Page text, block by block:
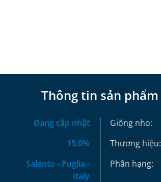
Thông tin sản phẩm
Đang cập nhật Giống nho:
15.0% Thương hiệu:
Salento - Puglia -
Italy
Phân hạng: